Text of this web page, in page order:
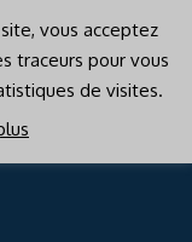
vous acceptez
traceurs pour vous
de visites.